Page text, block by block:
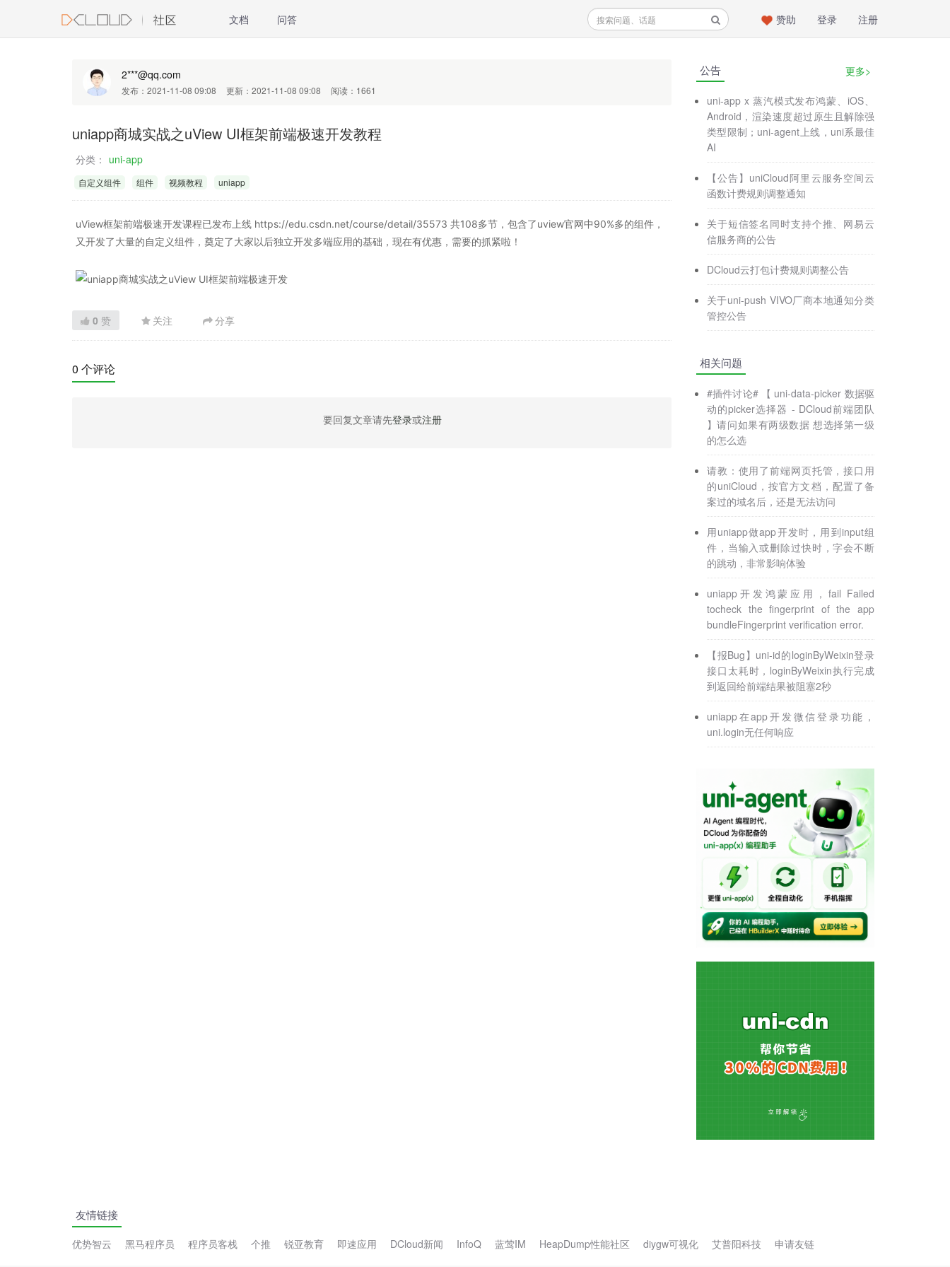
文档 问答 注册
登录
赞助
2***@qq.com
发布：2021-11-08 09:08 更新：2021-11-08 09:08 阅读：1661
uniapp商城实战之uView UI框架前端极速开发教程
分类： uni-app
自定义组件 组件 视频教程 uniapp
uView框架前端极速开发课程已发布上线 https://edu.csdn.net/course/detail/35573 共108多节，包含了uview官网中90%多的组件，
又开发了大量的自定义组件，奠定了大家以后独立开发多端应用的基础，现在有优惠，需要的抓紧啦！
0 赞 关注 分享
0 个评论
要回复文章请先登录或注册
公告 更多>
uni-app x 蒸汽模式发布鸿蒙、iOS、
Android，渲染速度超过原生且解除强
类型限制；uni-agent上线，uni系最佳
AI
【公告】uniCloud阿里云服务空间云
函数计费规则调整通知
关于短信签名同时支持个推、网易云
信服务商的公告
DCloud云打包计费规则调整公告
关于uni-push VIVO厂商本地通知分类
管控公告
相关问题
#插件讨论# 【 uni-data-picker 数据驱
动的picker选择器 - DCloud前端团队
】请问如果有两级数据 想选择第一级
的怎么选
请教：使用了前端网页托管，接口用
的uniCloud，按官方文档，配置了备
案过的域名后，还是无法访问
用uniapp做app开发时，用到input组
件，当输入或删除过快时，字会不断
的跳动，非常影响体验
uniapp开发鸿蒙应用，fail Failed
tocheck the fingerprint of the app
bundleFingerprint verification error.
【报Bug】uni-id的loginByWeixin登录
接口太耗时，loginByWeixin执行完成
到返回给前端结果被阻塞2秒
uniapp在app开发微信登录功能，
uni.login无任何响应
友情链接
优势智云 黑马程序员 程序员客栈 个推 锐亚教育 即速应用 DCloud新闻 InfoQ 蓝莺IM HeapDump性能社区 diygw可视化 艾普阳科技 申请友链